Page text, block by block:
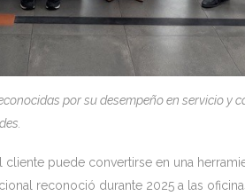
por su desempeño en servicio y
puede convertirse en una
reconoció durante 2025 a las